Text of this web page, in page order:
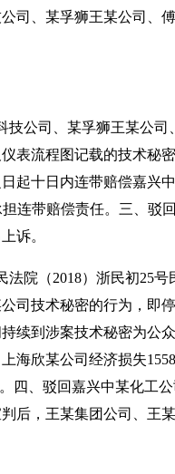
司、某孚狮王某公司、
公司、某孚狮王某公司
表流程图记载的技术秘
起十日内连带赔偿嘉兴
连带赔偿责任。三、驳
诉。
院（2018）浙民初25号
司技术秘密的行为，即
续到涉案技术秘密为公众
海欣某公司经济损失
四、驳回嘉兴中某化工
后，王某集团公司、王